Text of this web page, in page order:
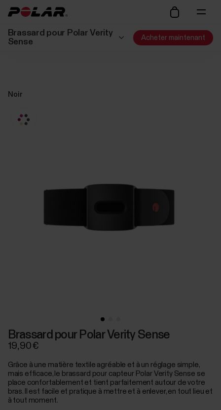
Brassard pour Polar Verity
Sense
Acheter maintenant
Noir
Brassard pour Polar Verity Sense
19,90 €
Grâce à une matière textile agréable et à un réglage simple,
mais efficace, le brassard pour capteur Polar Verity Sense se
place confortablement et tient parfaitement autour de votre
bras. Il est facile et pratique à mettre et à enlever, en tout lieu et
à tout moment.